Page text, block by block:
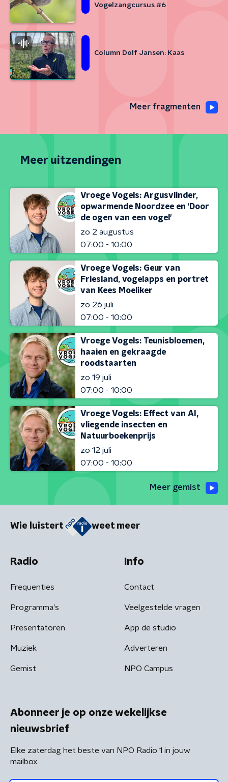
Vogelzangcursus #6
Column Dolf Jansen: Kaas
Meer fragmenten
Meer uitzendingen
Vroege Vogels: Argusvlinder,
opwarmende Noordzee en 'Door
de ogen van een vogel'
zo 2 augustus
07:00 - 10:00
Vroege Vogels: Geur van
Friesland, vogelapps en portret
van Kees Moeliker
zo 26 juli
07:00 - 10:00
Vroege Vogels: Teunisbloemen,
haaien en gekraagde
roodstaarten
zo 19 juli
07:00 - 10:00
Vroege Vogels: Effect van AI,
vliegende insecten en
Natuurboekenprijs
zo 12 juli
07:00 - 10:00
Meer gemist
Wie luistert weet meer
Radio
Frequenties
Programma's
Presentatoren
Muziek
Gemist
Info
Contact
Veelgestelde vragen
App de studio
Adverteren
NPO Campus
Abonneer je op onze wekelijkse
nieuwsbrief
Elke zaterdag het beste van NPO Radio 1 in jouw
mailbox